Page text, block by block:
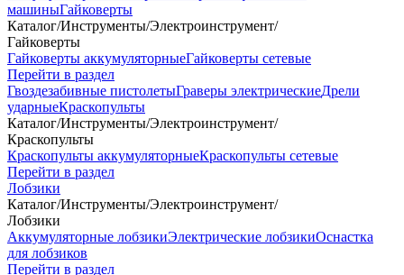
машиныГайковерты
Каталог/Инструменты/Электроинструмент/
Гайковерты
Гайковерты аккумуляторныеГайковерты сетевые
Перейти в раздел
Гвоздезабивные пистолетыГраверы электрическиеДрели
ударныеКраскопульты
Каталог/Инструменты/Электроинструмент/
Краскопульты
Краскопульты аккумуляторныеКраскопульты сетевые
Перейти в раздел
Лобзики
Каталог/Инструменты/Электроинструмент/
Лобзики
Аккумуляторные лобзикиЭлектрические лобзикиОснастка
для лобзиков
Перейти в раздел